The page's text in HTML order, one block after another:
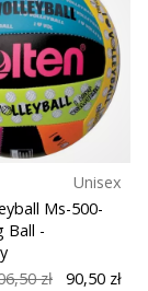
Unisex
Ms-500-
Ball -
zł
90,50 zł